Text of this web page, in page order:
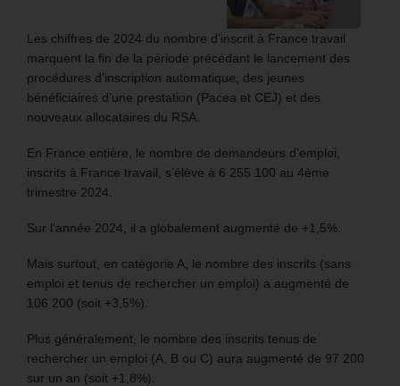
Les chiffres de 2024 du nombre d’inscrit à France travail
marquent la fin de la période précédant le lancement des
procédures d’inscription automatique, des jeunes
bénéficiaires d’une prestation (Pacea et CEJ) et des
nouveaux allocataires du RSA.
En France entière, le nombre de demandeurs d’emploi,
inscrits à France travail, s’élève à 6 255 100 au 4ème
trimestre 2024.
Sur l’année 2024, il a globalement augmenté de +1,5%.
Mais surtout, en catégorie A, le nombre des inscrits (sans
emploi et tenus de rechercher un emploi) a augmenté de
106 200 (soit +3,5%).
Plus généralement, le nombre des inscrits tenus de
rechercher un emploi (A, B ou C) aura augmenté de 97 200
sur un an (soit +1,8%).